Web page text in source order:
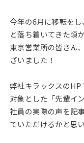
今年の6月に移転を
と落ち着いてきた頃
東京営業所の皆さん
ざいました！
弊社キラックスのHP
対象とした「先輩イ
社員の実際の声を記
ていただけるかと思い